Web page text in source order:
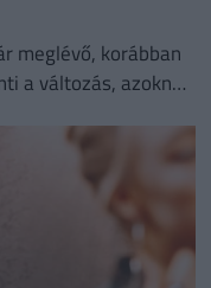
meglévő, korábban
a változás, azoknál